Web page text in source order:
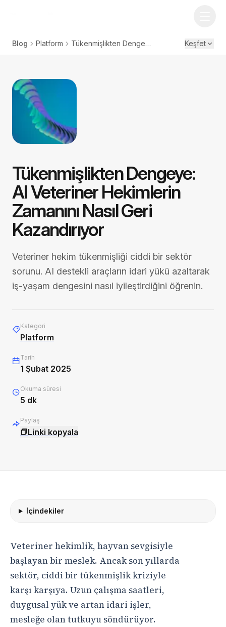
Blog Platform Tükenmişlikten Dengeye: AI Veteriner Hekimlerin Zamanını Nasıl Geri Kazandırıyor Keşfet
Tükenmişlikten Dengeye:
AI Veteriner Hekimlerin
Zamanını Nasıl Geri
Kazandırıyor
Veteriner hekim tükenmişliği ciddi bir sektör
sorunu. AI destekli araçların idari yükü azaltarak
iş-yaşam dengesini nasıl iyileştirdiğini öğrenin.
Kategori
Platform
Tarih
1 Şubat 2025
Okuma süresi
5 dk
Paylaş
Linki kopyala
İçindekiler
Veteriner hekimlik, hayvan sevgisiyle
başlayan bir meslek. Ancak son yıllarda
sektör, ciddi bir tükenmişlik kriziyle
karşı karşıya. Uzun çalışma saatleri,
duygusal yük ve artan idari işler,
mesleğe olan tutkuyu söndürüyor.